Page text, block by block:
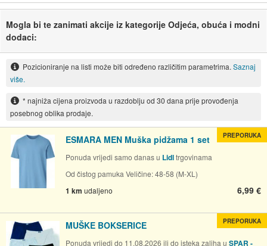
Mogla bi te zanimati akcije iz kategorije Odjeća, obuća i modni
dodaci:
Pozicioniranje na listi može biti određeno različitim parametrima. Saznaj
više.
* najniža cijena proizvoda u razdoblju od 30 dana prije provođenja
posebnog oblika prodaje.
ESMARA MEN Muška pidžama 1 set
Ponuda vrijedi samo danas u Lidltrgovinama
Od čistog pamuka Veličine: 48-58 (M-XL)
1 km udaljeno 6,99 €
PREPORUKA
MUŠKE BOKSERICE
Ponuda vrijedi do 11.08.2026 ili do isteka zaliha u SPAR -
PREPORUKA